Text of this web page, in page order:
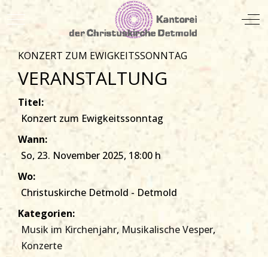
Mobile Menu Toggle
KONZERT ZUM EWIGKEITSSONNTAG
VERANSTALTUNG
Titel:
Konzert zum Ewigkeitssonntag
Wann:
So, 23. November 2025, 18:00 h
Wo:
Christuskirche Detmold - Detmold
Kategorien:
Musik im Kirchenjahr, Musikalische Vesper,
Konzerte